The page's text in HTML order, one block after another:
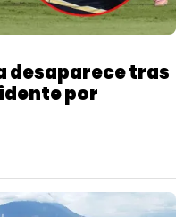
desaparece tras
por